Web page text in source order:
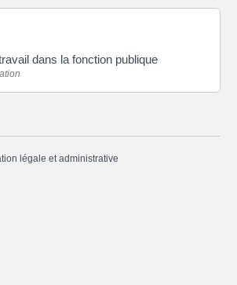
dans la fonction publique
légale et administrative